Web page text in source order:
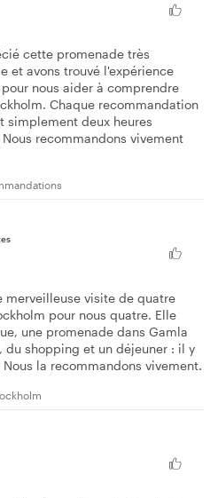
cette promenade très
et avons trouvé l'expérience
nous aider à comprendre
Chaque recommandation
deux heures
recommandons vivement
merveilleuse visite de quatre
pour nous quatre. Elle
une promenade dans Gamla
du shopping et un déjeuner : il y
la recommandons vivement.